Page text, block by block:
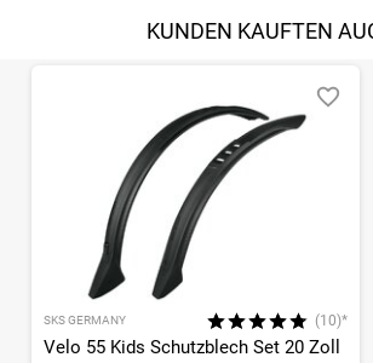
KUNDEN KAUFTEN
SKS GERMANY (10)*
Velo 55 Kids Schutzblech Set 20 Zoll